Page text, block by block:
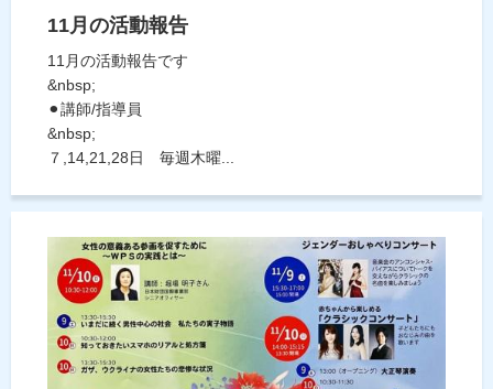
11月の活動報告
11月の活動報告です
&nbsp;
⚫︎講師/指導員
&nbsp;
７,14,21,28日 毎週木曜...